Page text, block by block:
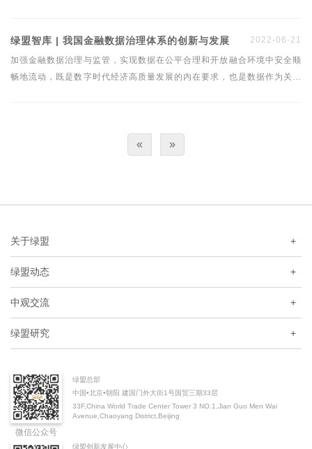
是相互依存的三支柱体系。
绿盟智库 | 我国金融数据治理体系的创新与发展 2022-06-21
加强金融数据治理与监管，实现数据在公平合理和开放融合环境中安全顺
畅地流动，既是数字时代经济高质量发展的内在要求，也是数据作为关键
与挑战，并就完善金融数据治理体系提出政策建议。
« »
关于绿盟 +
绿盟动态 +
中观交流 +
绿盟研究 +
微信公众号
绿盟总部
中国•北京•朝阳 建国门外大街1号国贸三期33层
33F,China World Trade Center Tower 3 NO.1,Jian Guo Men Wai
Avenue,Chaoyang District,Beijing
绿盟创新发展中心